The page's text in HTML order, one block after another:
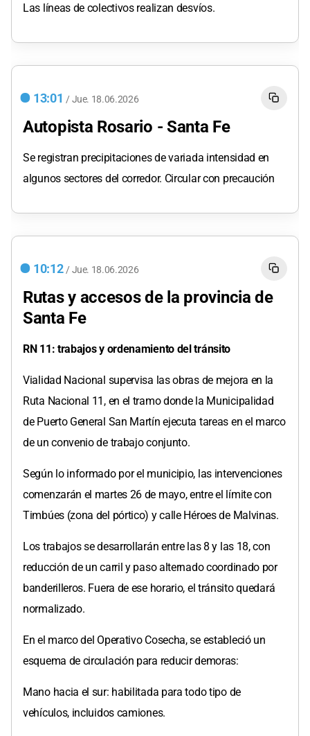
Las líneas de colectivos realizan desvíos.
13:01 / Jue. 18.06.2026
Autopista Rosario - Santa Fe
Se registran precipitaciones de variada intensidad en
algunos sectores del corredor. Circular con precaución
10:12 / Jue. 18.06.2026
Rutas y accesos de la provincia de
Santa Fe
RN 11: trabajos y ordenamiento del tránsito
Vialidad Nacional supervisa las obras de mejora en la
Ruta Nacional 11, en el tramo donde la Municipalidad
de Puerto General San Martín ejecuta tareas en el marco
de un convenio de trabajo conjunto.
Según lo informado por el municipio, las intervenciones
comenzarán el martes 26 de mayo, entre el límite con
Timbúes (zona del pórtico) y calle Héroes de Malvinas.
Los trabajos se desarrollarán entre las 8 y las 18, con
reducción de un carril y paso alternado coordinado por
banderilleros. Fuera de ese horario, el tránsito quedará
normalizado.
En el marco del Operativo Cosecha, se estableció un
esquema de circulación para reducir demoras:
Mano hacia el sur: habilitada para todo tipo de
vehículos, incluidos camiones.